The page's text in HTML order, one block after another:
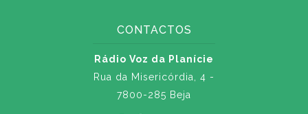
CONTACTOS
Rádio Voz da Planície
Rua da Misericórdia, 4 -
7800-285 Beja